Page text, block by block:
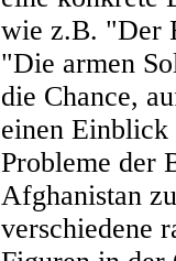
wie z.B. "Der
"Die armen
die Chance,
einen
Probleme der
Afghanistan
verschiedene